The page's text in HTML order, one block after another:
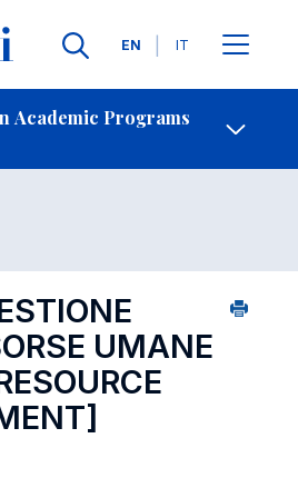
Languages
EN IT
Academic Programs
Contact Us
2015
UMANE